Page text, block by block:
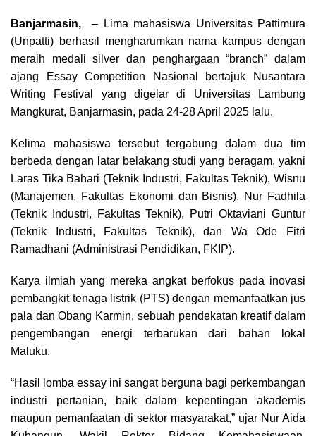
e
b
o
o
k
e
a
d
s
s
A
p
p
e
r
a
m
y
L
i
k
r
e
Banjarmasin,
– Lima mahasiswa Universitas Pattimura
(Unpatti) berhasil mengharumkan nama kampus dengan
meraih medali silver dan penghargaan “branch” dalam
ajang Essay Competition Nasional bertajuk Nusantara
Writing Festival yang digelar di Universitas Lambung
Mangkurat, Banjarmasin, pada 24-28 April 2025 lalu.
Kelima mahasiswa tersebut tergabung dalam dua tim
berbeda dengan latar belakang studi yang beragam, yakni
Laras Tika Bahari (Teknik Industri, Fakultas Teknik), Wisnu
(Manajemen, Fakultas Ekonomi dan Bisnis), Nur Fadhila
(Teknik Industri, Fakultas Teknik), Putri Oktaviani Guntur
(Teknik Industri, Fakultas Teknik), dan Wa Ode Fitri
Ramadhani (Administrasi Pendidikan, FKIP).
Karya ilmiah yang mereka angkat berfokus pada inovasi
pembangkit tenaga listrik (PTS) dengan memanfaatkan jus
pala dan Obang Karmin, sebuah pendekatan kreatif dalam
pengembangan energi terbarukan dari bahan lokal
Maluku.
“Hasil lomba essay ini sangat berguna bagi perkembangan
industri pertanian, baik dalam kepentingan akademis
maupun pemanfaatan di sektor masyarakat,” ujar Nur Aida